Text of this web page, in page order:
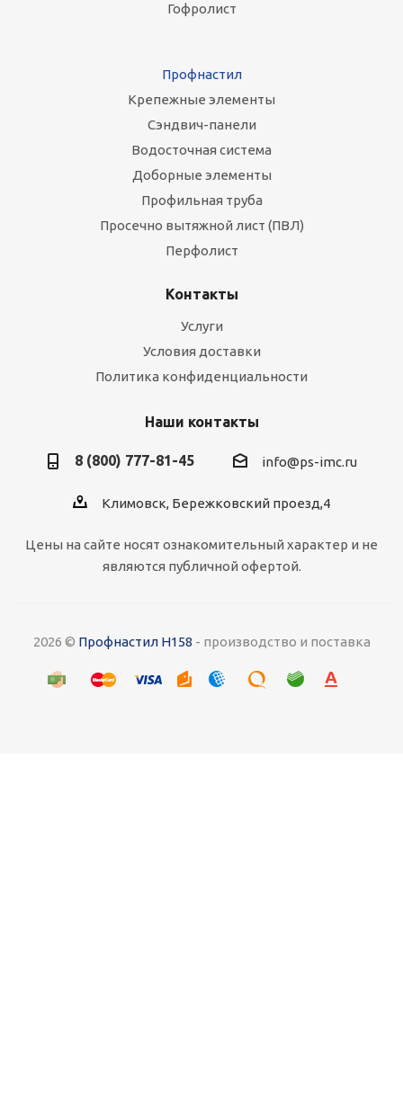
Гофролист
Профнастил
Крепежные элементы
Сэндвич-панели
Водосточная система
Доборные элементы
Профильная труба
Просечно вытяжной лист (ПВЛ)
Перфолист
Контакты
Услуги
Условия доставки
Политика конфиденциальности
Наши контакты
8 (800) 777-81-45 info@ps-imc.ru
Климовск, Бережковский проезд,4
Цены на сайте носят ознакомительный характер и не
являются публичной офертой.
2026 © Профнастил Н158 - производство и поставка